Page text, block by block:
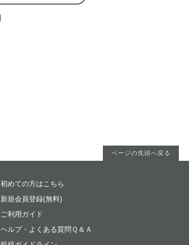
ページの先頭へ戻る
初めての方はこちら
新規会員登録(無料)
ご利用ガイド
ヘルプ・よくある質問Ｑ＆Ａ